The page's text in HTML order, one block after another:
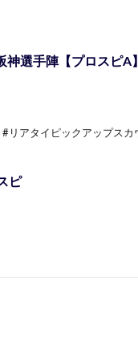
選手陣【プロスピA
タイピックアップスカ
ピ